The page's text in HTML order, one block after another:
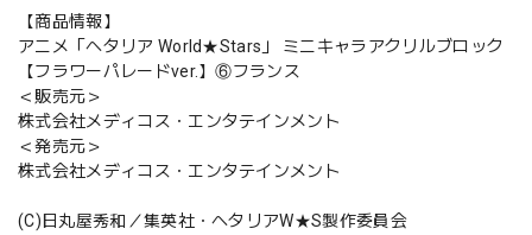
【商品情報】
アニメ「ヘタリア World★Stars」 ミニキャラアクリルブロック
【フラワーパレードver.】⑥フランス
＜販売元＞
株式会社メディコス・エンタテインメント
＜発売元＞
株式会社メディコス・エンタテインメント
(C)日丸屋秀和／集英社・ヘタリアW★S製作委員会